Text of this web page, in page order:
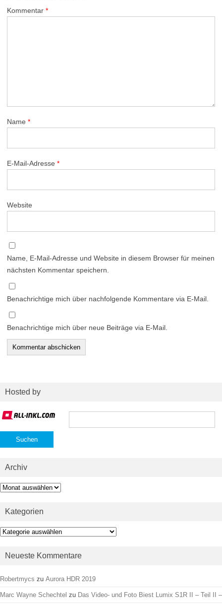
Kommentar *
Name *
E-Mail-Adresse *
Website
Name, E-Mail-Adresse und Website in diesem Browser für meinen
nächsten Kommentar speichern.
Benachrichtige mich über nachfolgende Kommentare via E-Mail.
Benachrichtige mich über neue Beiträge via E-Mail.
Hosted by
Suchen
Archiv
Archiv
Kategorien
Kategorien
Neueste Kommentare
Robertmycs zu Aurora HDR 2019
Marc Wayne Schechtel zu Das Video- und Foto Biest Lumix S1R II – Teil II –